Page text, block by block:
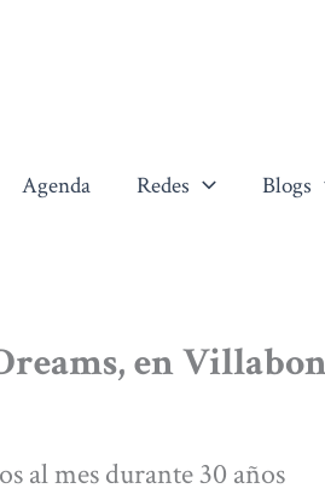
Agenda Redes Blogs
en
al mes durante 30 años